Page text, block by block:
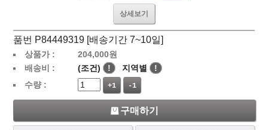
상세보기
품번 P84449319 [배송기간 7~10일]
상품가 : 204,000원
배송비 :
(조건) ! 지역별
!
수량 :
+1 -1
구매하기